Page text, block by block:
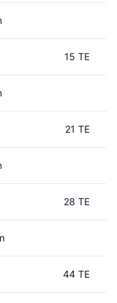
15 TE
21 TE
28 TE
44 TE